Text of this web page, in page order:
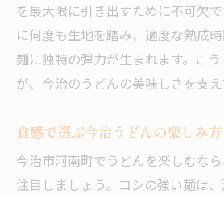
を最大限に引き出すために不可欠
に何度も生地を踏み、適度な熟成時
麺に独特の弾力が生まれます。こ
が、今治のうどんの美味しさを支え
食感で選ぶ今治うどんの楽しみ
今治市河南町でうどんを楽しむな
注目しましょう。コシの強い麺は